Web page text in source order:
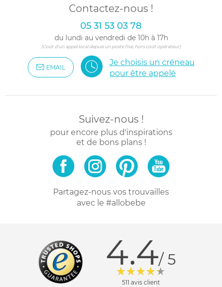
Contactez-nous !
05 31 53 03 78
du lundi au vendredi de 10h à 17h
(Coût d'un appel local depuis un poste fixe, hors coût opérateur)
EMAIL
Je choisis un créneau
pour être appelé
Suivez-nous !
pour encore plus d'inspirations
et de bons plans !
Partagez-nous vos trouvailles
avec le #allobebe
4.4/ 5
511 avis client